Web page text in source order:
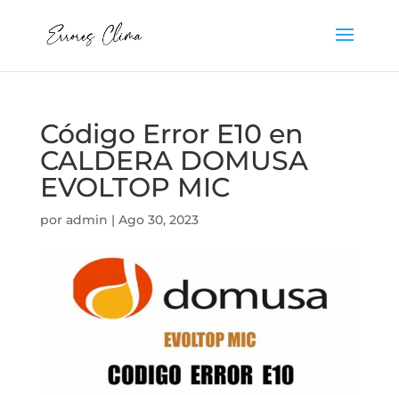
Código Error E10 en
CALDERA DOMUSA
EVOLTOP MIC
por admin | Ago 30, 2023